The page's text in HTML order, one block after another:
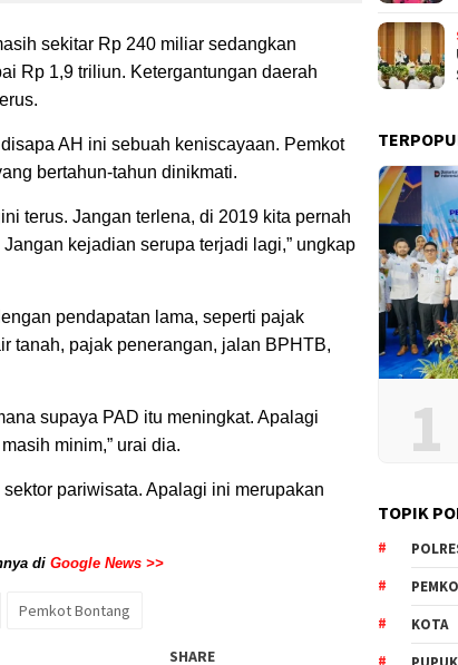
sekitar Rp 240 miliar sedangkan
Rp 1,9 triliun. Ketergantungan daerah
AH ini sebuah keniscayaan. Pemkot
bertahun-tahun dinikmati.
terus. Jangan terlena, di 2019 kita pernah
kejadian serupa terjadi lagi,” ungkap
pendapatan lama, seperti pajak
tanah, pajak penerangan, jalan BPHTB,
supaya PAD itu meningkat. Apalagi
minim,” urai dia.
pariwisata. Apalagi ini merupakan
di Google News >>
Pemkot Bontang
SHARE
1
TOPIK
KOTA